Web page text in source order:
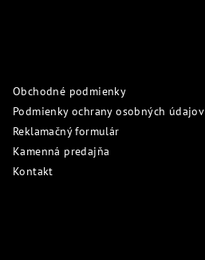
Obchodné podmienky
Podmienky ochrany osobných údajov
Reklamačný formulár
Kamenná predajňa
Kontakt